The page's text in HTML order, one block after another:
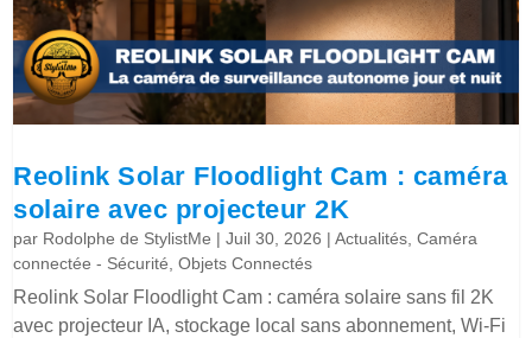
Reolink Solar Floodlight Cam : caméra
solaire avec projecteur 2K
par Rodolphe de StylistMe |Juil 30, 2026 |Actualités,Caméra
connectée - Sécurité,Objets Connectés
Reolink Solar Floodlight Cam : caméra solaire sans fil 2K
avec projecteur IA, stockage local sans abonnement, Wi-Fi